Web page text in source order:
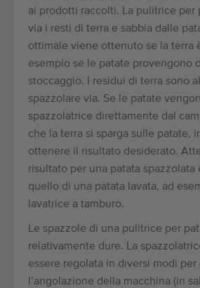
ai prodotti raccolti. La pulitrice per
via i resti di terra e sabbia dalle
ottimale viene ottenuto se la terra
esempio se le patate provengono
stoccaggio. I residui di terra sono
spazzolare via. Se le patate
spazzolatrice direttamente dal
che la terra si sparga sulle patate,
ottenere il risultato desiderato.
risultato per una patata spazzolata
quello di una patata lavata, ad
lavatrice a tamburo.
Le spazzole di una pulitrice per
relativamente dure. La
essere regolata in diversi modi
l’angolazione della macchina (in